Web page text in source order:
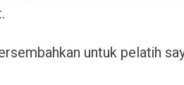
untuk pelatih